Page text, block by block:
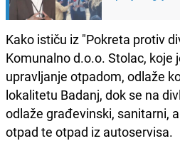
Kako ističu iz "Pokreta protiv
Komunalno d.o.o. Stolac, koje
upravljanje otpadom, odlaže
lokalitetu Badanj, dok se na
odlaže građevinski, sanitarni,
otpad te otpad iz autoservisa.